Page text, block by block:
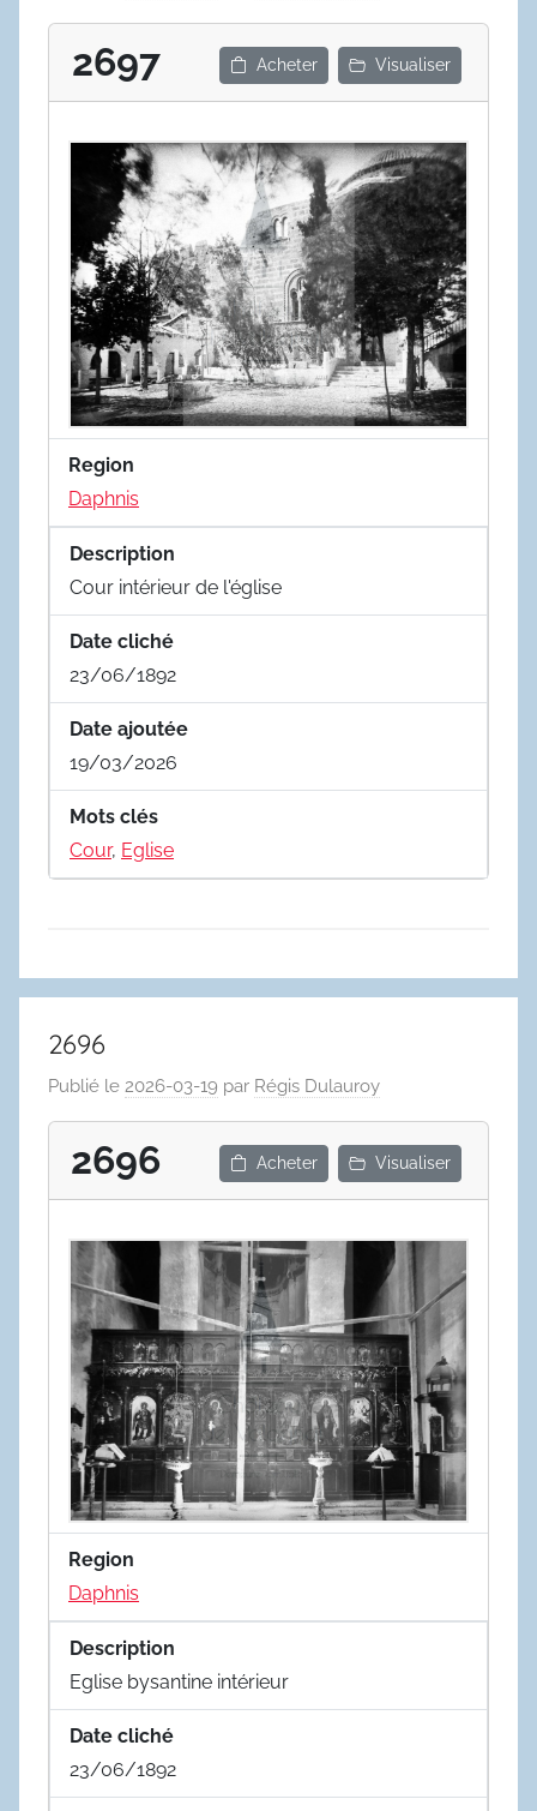
2697 Acheter Visualiser
Region
Daphnis
Description
Cour intérieur de l'église
Date cliché
23/06/1892
Date ajoutée
19/03/2026
Mots clés
Cour, Eglise
2696
Publié le 2026-03-19 par Régis Dulauroy
2696 Acheter Visualiser
Region
Daphnis
Description
Eglise bysantine intérieur
Date cliché
23/06/1892